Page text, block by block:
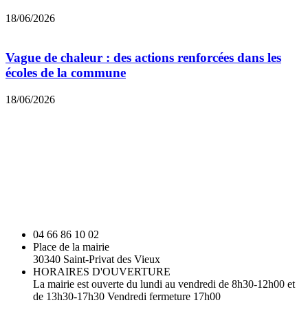
18/06/2026
Vague de chaleur : des actions renforcées dans les
écoles de la commune
18/06/2026
04 66 86 10 02
Place de la mairie
30340 Saint-Privat des Vieux
HORAIRES D'OUVERTURE
La mairie est ouverte du lundi au vendredi de 8h30-12h00 et
de 13h30-17h30 Vendredi fermeture 17h00